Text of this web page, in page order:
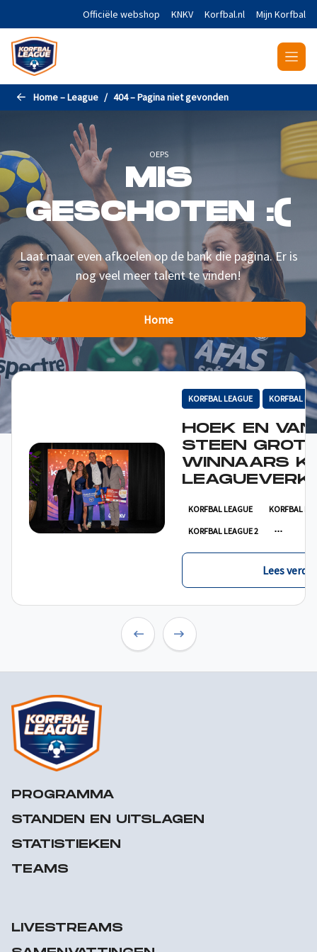
Naar de hoofdinhoud gaanOfficiële webshop KNKV Korfbal.nl Mijn Korfbal
Home – League 404 – Pagina niet gevonden
OEPS
MIS
GESCHOTEN :(
Laat maar even afkoelen op de bank die pagina. Er is
nog veel meer talent te vinden!
Home
KORFBAL LEAGUE KORFBAL
HOEK EN VAN
STEEN
WINNAARS
KORFBAL LEAGUE KORFBAL
KORFBAL LEAGUE 2
Lees verder
PROGRAMMA
STANDEN EN UITSLAGEN
STATISTIEKEN
TEAMS
LIVESTREAMS